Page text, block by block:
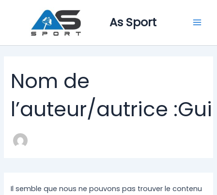
As Sport
Nom de
l’auteur/autrice :Gui
Il semble que nous ne pouvons pas trouver le contenu